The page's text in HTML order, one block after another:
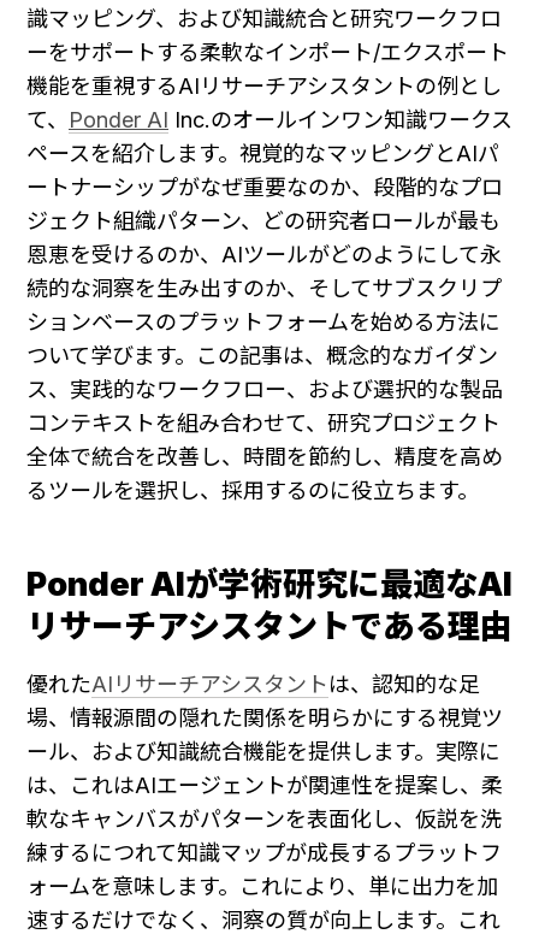
識マッピング、および知識統合と研究ワークフロ
ーをサポートする柔軟なインポート/エクスポート
機能を重視するAIリサーチアシスタントの例とし
て、 Ponder AI Inc.のオールインワン知識ワークス
ペースを紹介します。視覚的なマッピングとAIパ
ートナーシップがなぜ重要なのか、段階的なプロ
ジェクト組織パターン、どの研究者ロールが最も
恩恵を受けるのか、AIツールがどのようにして永
続的な洞察を生み出すのか、そしてサブスクリプ
ションベースのプラットフォームを始める方法に
ついて学びます。この記事は、概念的なガイダン
ス、実践的なワークフロー、および選択的な製品
コンテキストを組み合わせて、研究プロジェクト
全体で統合を改善し、時間を節約し、精度を高め
るツールを選択し、採用するのに役立ちます。
Ponder AIが学術研究に最適なAI
リサーチアシスタントである理由
優れたAIリサーチアシスタント は、認知的な足
場、情報源間の隠れた関係を明らかにする視覚ツ
ール、および知識統合機能を提供します。実際に
は、これはAIエージェントが関連性を提案し、柔
軟なキャンバスがパターンを表面化し、仮説を洗
練するにつれて知識マップが成長するプラットフ
ォームを意味します。これにより、単に出力を加
速するだけでなく、洞察の質が向上します。これ